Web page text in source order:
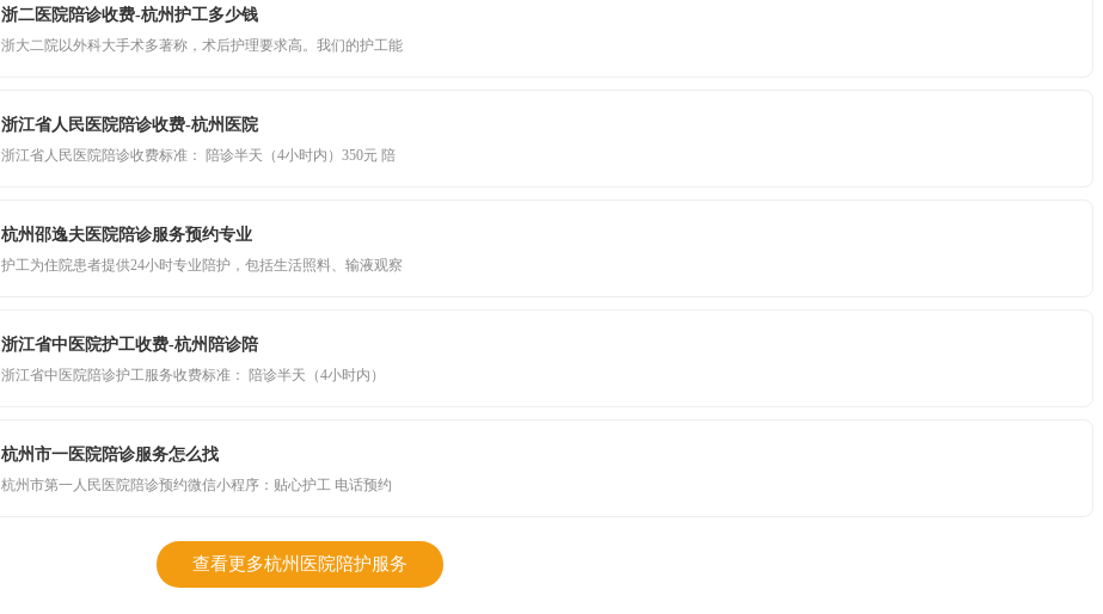
浙二医院陪诊收费-杭州护工多少钱
浙大二院以外科大手术多著称，术后护理要求高。我们的护工能
浙江省人民医院陪诊收费-杭州医院
浙江省人民医院陪诊收费标准： 陪诊半天（4小时内）350元 陪
杭州邵逸夫医院陪诊服务预约专业
护工为住院患者提供24小时专业陪护，包括生活照料、输液观察
浙江省中医院护工收费-杭州陪诊陪
浙江省中医院陪诊护工服务收费标准： 陪诊半天（4小时内）
杭州市一医院陪诊服务怎么找
杭州市第一人民医院陪诊预约微信小程序：贴心护工 电话预约
查看更多杭州医院陪护服务